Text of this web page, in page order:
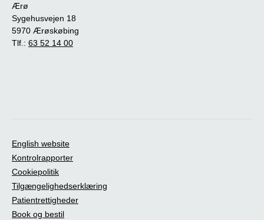
Ærø
Sygehusvejen 18
5970 Ærøskøbing
Tlf.: 63 52 14 00
English website
Kontrolrapporter
Cookiepolitik
Tilgængelighedserklæring
Patientrettigheder
Book og bestil